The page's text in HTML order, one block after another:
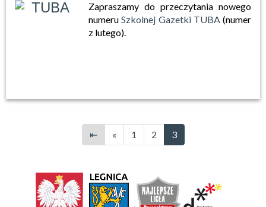
Zapraszamy do przeczytania nowego
numeruSzkolnej Gazetki TUBA(numer
z lutego).
⇤ « 1 2 3